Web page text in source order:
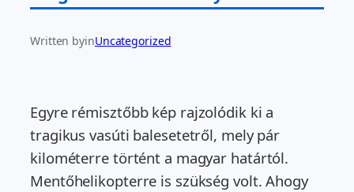
Written byinUncategorized
Egyre rémisztőbb kép rajzolódik ki a
tragikus vasúti balesetetről, mely pár
kilométerre történt a magyar határtól.
Mentőhelikopterre is szükség volt. Ahogy